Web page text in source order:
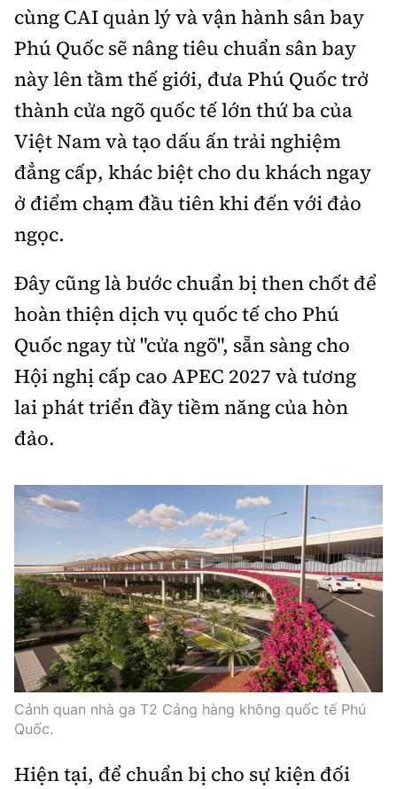
cùng CAI quản lý và vận hành sân bay
Phú Quốc sẽ nâng tiêu chuẩn sân bay
này lên tầm thế giới, đưa Phú Quốc trở
thành cửa ngõ quốc tế lớn thứ ba của
Việt Nam và tạo dấu ấn trải nghiệm
đẳng cấp, khác biệt cho du khách ngay
ở điểm chạm đầu tiên khi đến với đảo
ngọc.
Đây cũng là bước chuẩn bị then chốt để
hoàn thiện dịch vụ quốc tế cho Phú
Quốc ngay từ "cửa ngõ", sẵn sàng cho
Hội nghị cấp cao APEC 2027 và tương
lai phát triển đầy tiềm năng của hòn
đảo.
Cảnh quan nhà ga T2 Cảng hàng không quốc tế Phú
Quốc.
Hiện tại, để chuẩn bị cho sự kiện đối